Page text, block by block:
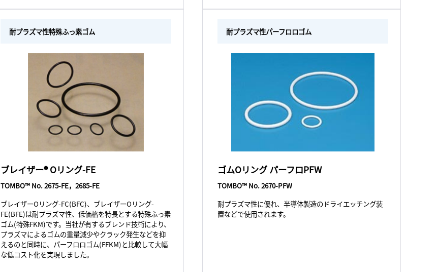
耐プラズマ性特殊ふっ素ゴム
ブレイザー® Oリング-FE
TOMBO™ No. 2675-FE，2685-FE
ブレイザーOリング-FC(BFC)、ブレイザーOリング-
FE(BFE)は耐プラズマ性、低価格を特長とする特殊ふっ素
ゴム(特殊FKM)です。当社が有するブレンド技術により、
プラズマによるゴムの重量減少やクラック発生などを抑
えるのと同時に、パーフロロゴム(FFKM)と比較して大幅
な低コスト化を実現しました。
耐プラズマ性パーフロロゴム
ゴムOリング パーフロPFW
TOMBO™ No. 2670-PFW
耐プラズマ性に優れ、半導体製造のドライエッチング装
置などで使用されます。